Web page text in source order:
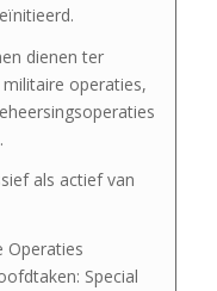
dienen ter
operaties,
als actief van
Operaties
Special